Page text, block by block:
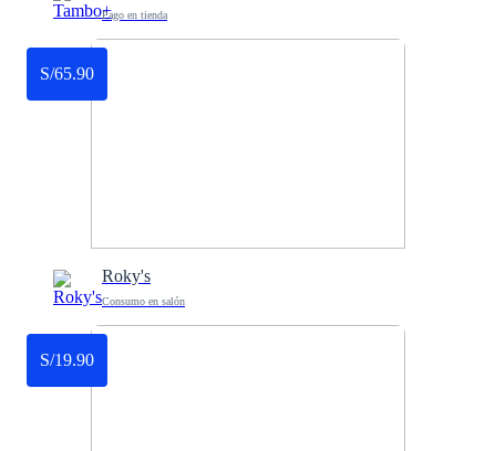
Pago en tienda
S/65.90
Roky's
Consumo en salón
S/19.90